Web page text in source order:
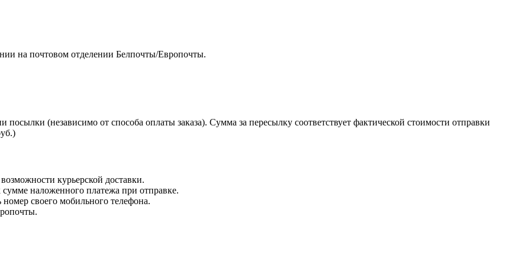
на почтовом отделении Белпочты/Европочты.
(независимо от способа оплаты заказа). Сумма за пересылку соответствует фактической стоимости отправки
курьерской доставки.
сумме наложенного платежа при отправке.
своего мобильного телефона.